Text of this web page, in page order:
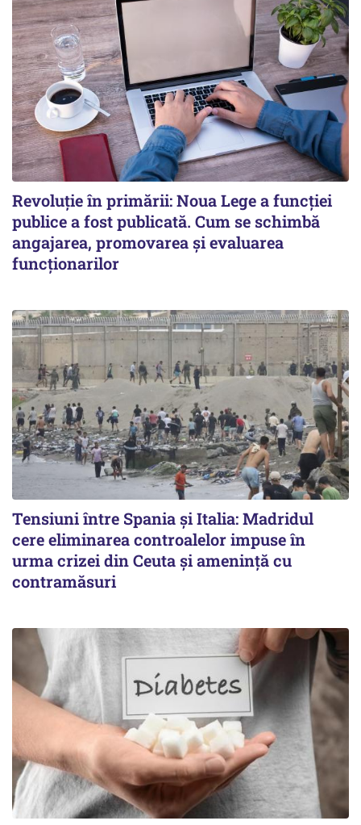
Revoluție în primării: Noua Lege a funcției
publice a fost publicată. Cum se schimbă
angajarea, promovarea și evaluarea
funcționarilor
Tensiuni între Spania și Italia: Madridul
cere eliminarea controalelor impuse în
urma crizei din Ceuta și amenință cu
contramăsuri